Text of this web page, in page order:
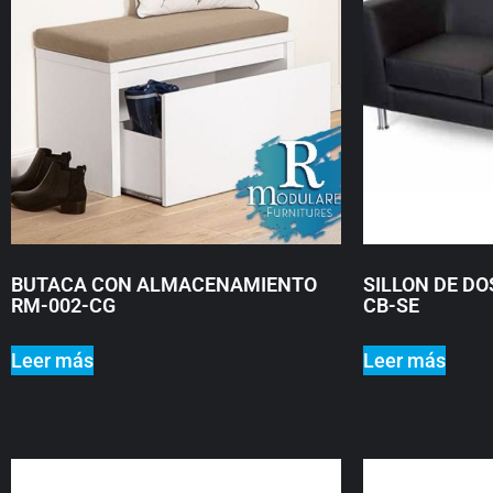
BUTACA CON ALMACENAMIENTO
RM-002-CG
Leer más
SILLON DE
CB-SE
Leer más